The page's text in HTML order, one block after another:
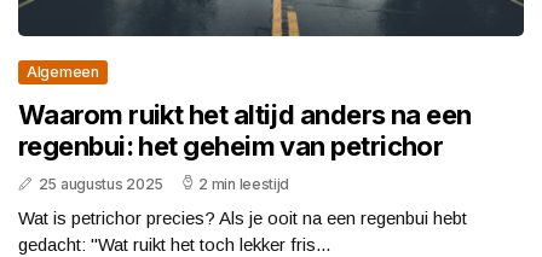
Algemeen
Waarom ruikt het altijd anders na een
regenbui: het geheim van petrichor
25 augustus 2025 2 min leestijd
Wat is petrichor precies? Als je ooit na een regenbui hebt
gedacht: "Wat ruikt het toch lekker fris...